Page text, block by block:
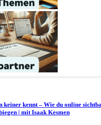
keiner kennt – Wie du online
| mit Isaak Kesmen